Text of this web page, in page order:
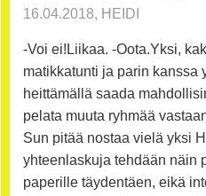
16.04.2018, HEIDI
-Voi ei!Liikaa. -Oota.Yksi,
matikkatunti ja parin kanssa
heittämällä saada
pelata muuta ryhmää
Sun pitää nostaa vielä yksi
yhteenlaskuja tehdään näin
paperille täydentäen, eikä